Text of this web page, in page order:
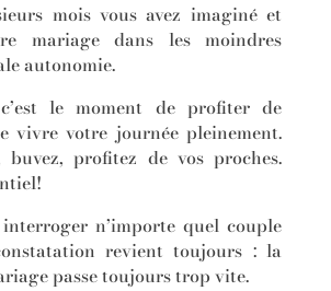
mois vous avez imaginé et
mariage dans les moindres
autonomie.
le moment de profiter de
vivre votre journée pleinement.
buvez, profitez de vos proches.
n’importe quel couple
revient toujours : la
passe toujours trop vite.